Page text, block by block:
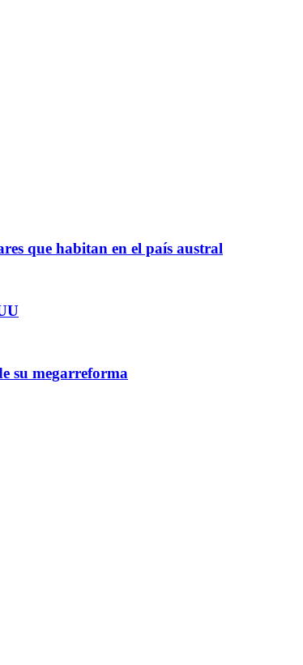
que habitan en el país austral
su megarreforma